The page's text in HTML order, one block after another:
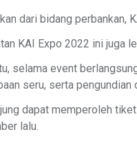
dari bidang perbankan,
KAI Expo 2022 ini juga
selama event
seru, serta pengundian
dapat memperoleh
lalu.